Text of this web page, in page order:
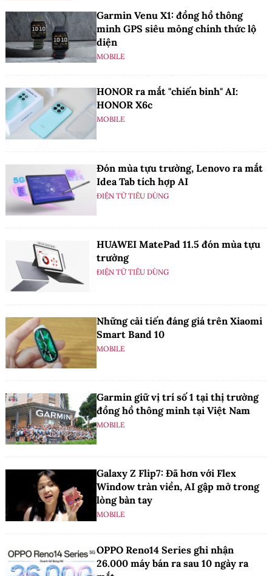
Garmin Venu X1: đồng hồ thông
minh GPS siêu mỏng chính thức lộ
diện
MOBILE
HONOR ra mắt "chiến binh" AI:
HONOR X6c
MOBILE
Đón mùa tựu trường, Lenovo ra mắt
Idea Tab tích hợp AI
ĐIỆN TỬ TIÊU DÙNG
HUAWEI MatePad 11.5 đón mùa tựu
trường
ĐIỆN TỬ TIÊU DÙNG
Những cải tiến đáng giá trên Xiaomi
Smart Band 10
MOBILE
Garmin giữ vị trí số 1 tại thị trường
đồng hồ thông minh tại Việt Nam
MOBILE
Galaxy Z Flip7: Đã hơn với Flex
Window tràn viền, AI gập mở trong
lòng bàn tay
MOBILE
OPPO Reno14 Series ghi nhận
26.000 máy bán ra sau 10 ngày ra